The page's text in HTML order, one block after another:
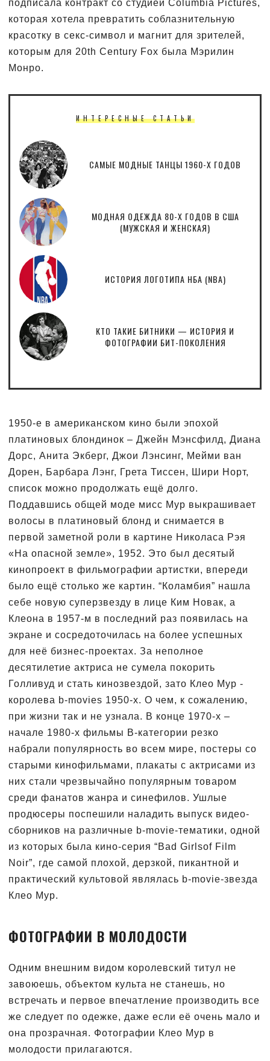
подписала контракт со студией Columbia Pictures,
которая хотела превратить соблазнительную
красотку в секс-символ и магнит для зрителей,
которым для 20th Century Fox была Мэрилин
Монро.
ИНТЕРЕСНЫЕ СТАТЬИ
САМЫЕ МОДНЫЕ ТАНЦЫ 1960-Х ГОДОВ
МОДНАЯ ОДЕЖДА 80-Х ГОДОВ В США
(МУЖСКАЯ И ЖЕНСКАЯ)
ИСТОРИЯ ЛОГОТИПА НБА (NBA)
КТО ТАКИЕ БИТНИКИ — ИСТОРИЯ И
ФОТОГРАФИИ БИТ-ПОКОЛЕНИЯ
1950-е в американском кино были эпохой
платиновых блондинок – Джейн Мэнсфилд, Диана
Дорс, Анита Экберг, Джои Лэнсинг, Мейми ван
Дорен, Барбара Лэнг, Грета Тиссен, Шири Норт,
список можно продолжать ещё долго.
Поддавшись общей моде мисс Мур выкрашивает
волосы в платиновый блонд и снимается в
первой заметной роли в картине Николаса Рэя
«На опасной земле», 1952. Это был десятый
кинопроект в фильмографии артистки, впереди
было ещё столько же картин. “Коламбия” нашла
себе новую суперзвезду в лице Ким Новак, а
Клеона в 1957-м в последний раз появилась на
экране и сосредоточилась на более успешных
для неё бизнес-проектах. За неполное
десятилетие актриса не сумела покорить
Голливуд и стать кинозвездой, зато Клео Мур -
королева b-movies 1950-х. О чем, к сожалению,
при жизни так и не узнала. В конце 1970-х –
начале 1980-х фильмы B-категории резко
набрали популярность во всем мире, постеры со
старыми кинофильмами, плакаты с актрисами из
них стали чрезвычайно популярным товаром
среди фанатов жанра и синефилов. Ушлые
продюсеры поспешили наладить выпуск видео-
сборников на различные b-movie-тематики, одной
из которых была кино-серия “Bad Girlsof Film
Noir”, где самой плохой, дерзкой, пикантной и
практический культовой являлась b-movie-звезда
Клео Мур.
ФОТОГРАФИИ В МОЛОДОСТИ
Одним внешним видом королевский титул не
завоюешь, объектом культа не станешь, но
встречать и первое впечатление производить все
же следует по одежке, даже если её очень мало и
она прозрачная. Фотографии Клео Мур в
молодости прилагаются.